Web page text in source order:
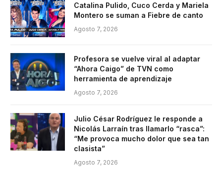
Catalina Pulido, Cuco Cerda y Mariela
Montero se suman a Fiebre de canto
Agosto 7, 2026
Profesora se vuelve viral al adaptar
“Ahora Caigo” de TVN como
herramienta de aprendizaje
Agosto 7, 2026
Julio César Rodríguez le responde a
Nicolás Larraín tras llamarlo “rasca”:
“Me provoca mucho dolor que sea tan
clasista”
Agosto 7, 2026